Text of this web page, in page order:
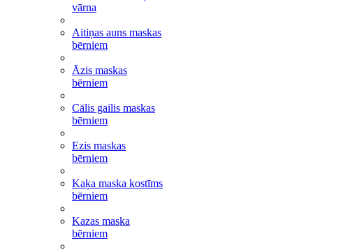
vārna
Aitiņas auns maskas
bērniem
Āzis maskas
bērniem
Cālis gailis maskas
bērniem
Ezis maskas
bērniem
Kaķa maska kostīms
bērniem
Kazas maska
bērniem